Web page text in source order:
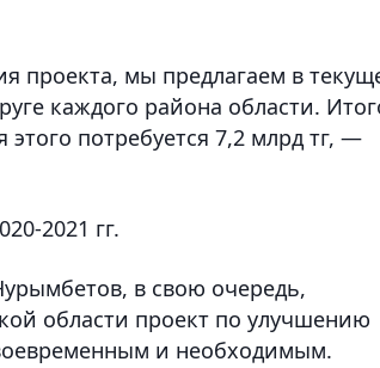
проекта, мы предлагаем в
каждого района области.
потребуется 7,2 млрд тг, —
2021 гг.
в свою очередь,
области проект по улучшению
и необходимым.